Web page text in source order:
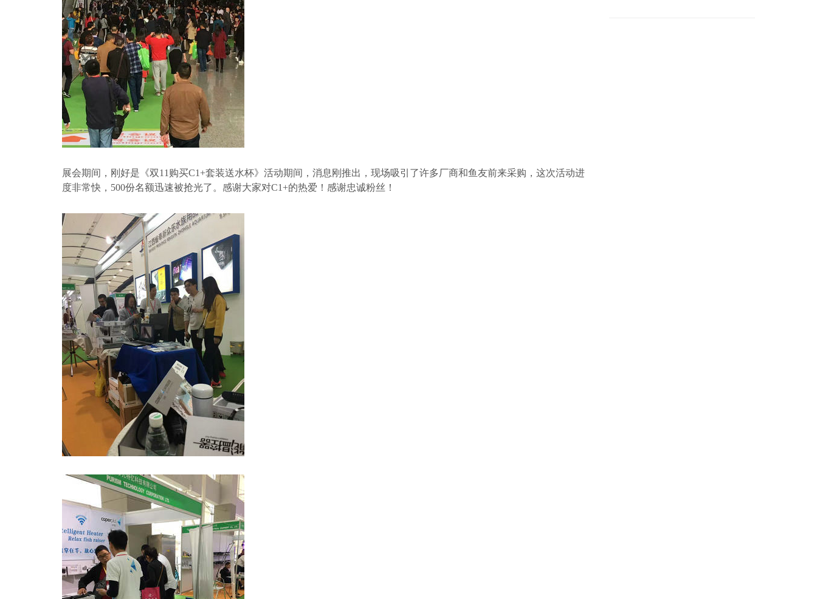
展会期间，刚好是《双11购买C1+套装送水杯》活动期间，消息刚推出， 现场吸引了许多厂商和鱼友前来采购，这次活动进
度非常快， 500份名额迅速被抢光了。 感谢大家对C1+的热爱！感谢忠诚粉丝！